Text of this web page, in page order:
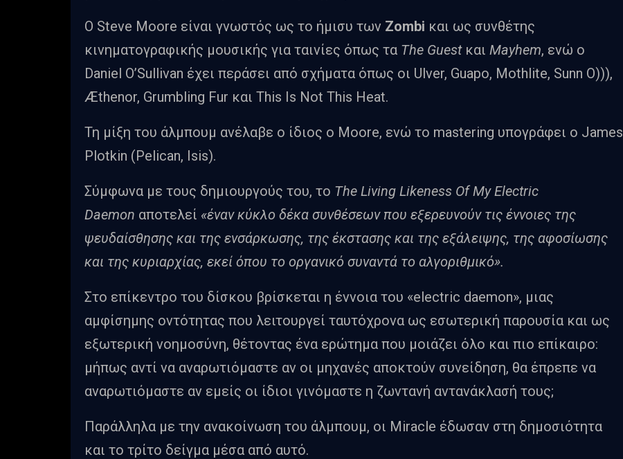
Ο Steve Moore είναι γνωστός ως το ήμισυ των Zombi και ως συνθέτης
κινηματογραφικής μουσικής για ταινίες όπως τα The Guestκαι Mayhem, ενώ ο
Daniel O’Sullivan έχει περάσει από σχήματα όπως οι Ulver, Guapo, Mothlite, Sunn O))),
Æthenor, Grumbling Fur και This Is Not This Heat.
Τη μίξη του άλμπουμ ανέλαβε ο ίδιος ο Moore, ενώ το mastering υπογράφει ο James
Plotkin (Pelican, Isis).
Σύμφωνα με τους δημιουργούς του, το The Living Likeness Of My Electric
Daemon αποτελεί «έναν κύκλο δέκα συνθέσεων που εξερευνούν τις έννοιες της
ψευδαίσθησης και της ενσάρκωσης, της έκστασης και της εξάλειψης, της αφοσίωσης
και της κυριαρχίας, εκεί όπου το οργανικό συναντά το αλγοριθμικό».
Στο επίκεντρο του δίσκου βρίσκεται η έννοια του «electric daemon», μιας
αμφίσημης οντότητας που λειτουργεί ταυτόχρονα ως εσωτερική παρουσία και ως
εξωτερική νοημοσύνη, θέτοντας ένα ερώτημα που μοιάζει όλο και πιο επίκαιρο:
μήπως αντί να αναρωτιόμαστε αν οι μηχανές αποκτούν συνείδηση, θα έπρεπε να
αναρωτιόμαστε αν εμείς οι ίδιοι γινόμαστε η ζωντανή αντανάκλασή τους;
Παράλληλα με την ανακοίνωση του άλμπουμ, οι Miracle έδωσαν στη δημοσιότητα
και το τρίτο δείγμα μέσα από αυτό.